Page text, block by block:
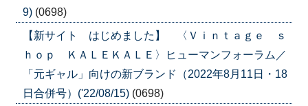
9) (0698)
【新サイト はじめました】 〈Ｖｉｎｔａｇｅ ｓ
ｈｏｐ ＫＡＬＥＫＡＬＥ〉ヒューマンフォーラム／
「元ギャル」向けの新ブランド（2022年8月11日・18
日合併号）('22/08/15) (0698)